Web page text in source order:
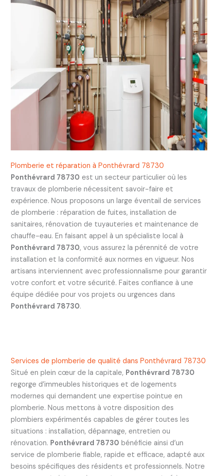
Plomberie et réparation à Ponthévrard 78730
Ponthévrard 78730 est un secteur particulier où les
travaux de plomberie nécessitent savoir-faire et
expérience. Nous proposons un large éventail de services
de plomberie : réparation de fuites, installation de
sanitaires, rénovation de tuyauteries et maintenance de
chauffe-eau. En faisant appel à un spécialiste local à
Ponthévrard 78730, vous assurez la pérennité de votre
installation et la conformité aux normes en vigueur. Nos
artisans interviennent avec professionnalisme pour garantir
votre confort et votre sécurité. Faites confiance à une
équipe dédiée pour vos projets ou urgences dans
Ponthévrard 78730.
Services de plomberie de qualité dans Ponthévrard 78730
Situé en plein cœur de la capitale, Ponthévrard 78730
regorge d’immeubles historiques et de logements
modernes qui demandent une expertise pointue en
plomberie. Nous mettons à votre disposition des
plombiers expérimentés capables de gérer toutes les
situations : installation, dépannage, entretien ou
rénovation. Ponthévrard 78730 bénéficie ainsi d’un
service de plomberie fiable, rapide et efficace, adapté aux
besoins spécifiques des résidents et professionnels. Notre